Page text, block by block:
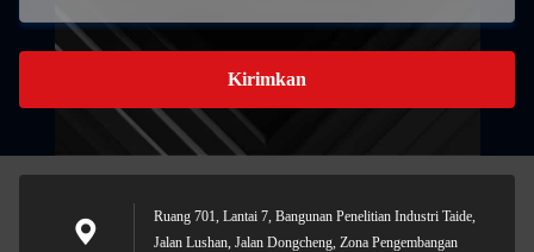
Kirimkan
Ruang 701, Lantai 7, Bangunan Penelitian Industri Taide,
Jalan Lushan, Jalan Dongcheng, Zona Pengembangan